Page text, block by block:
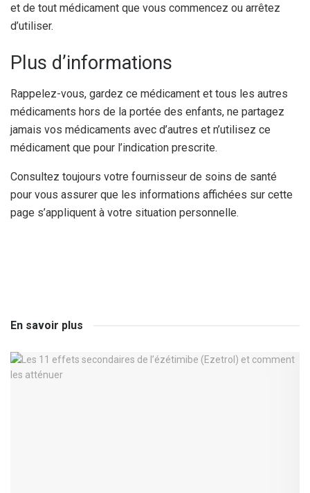
et de tout médicament que vous commencez ou arrêtez
d’utiliser.
Plus d’informations
Rappelez-vous, gardez ce médicament et tous les autres
médicaments hors de la portée des enfants, ne partagez
jamais vos médicaments avec d’autres et n’utilisez ce
médicament que pour l’indication prescrite.
Consultez toujours votre fournisseur de soins de santé
pour vous assurer que les informations affichées sur cette
page s’appliquent à votre situation personnelle.
En savoir plus